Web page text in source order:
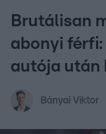
Brutálisan
abonyi
autója után
Bányai Viktor